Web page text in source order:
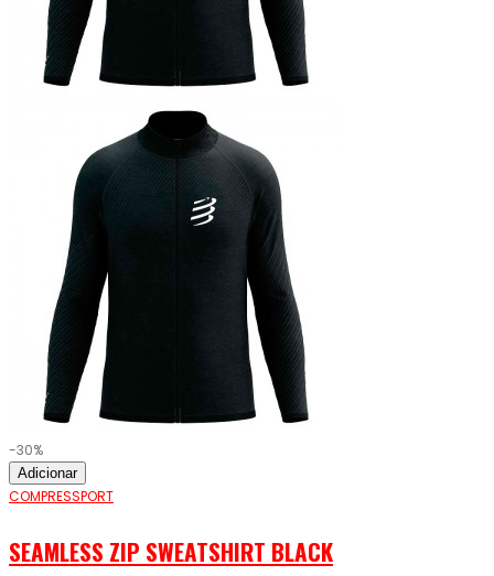
-30%
Adicionar
COMPRESSPORT
SEAMLESS ZIP SWEATSHIRT BLACK